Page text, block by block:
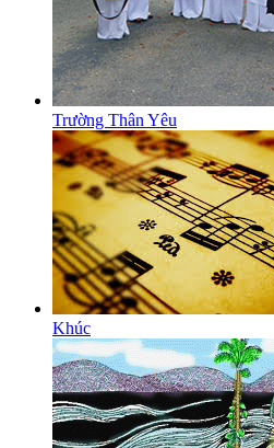
Trường Thân Yêu
Khúc